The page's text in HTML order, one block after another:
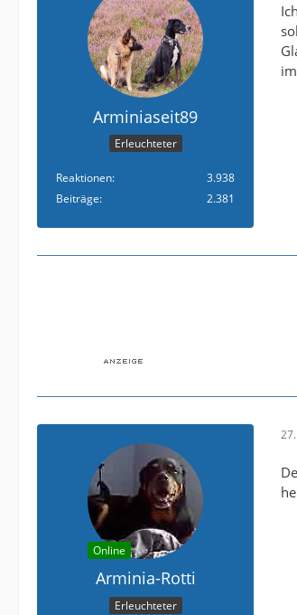
Arminiaseit89
Erleuchteter
Reaktionen
3.938
Beiträge
2.381
Online
Arminia-Rotti
Erleuchteter